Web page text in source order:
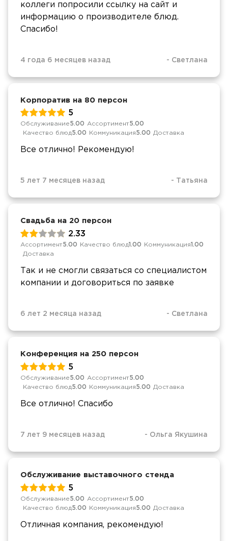
коллеги попросили ссылку на сайт и
информацию о производителе блюд.
Спасибо!
4 года 6 месяцев назад - Светлана
Корпоратив на 80 персон
5
Обслуживание5.00 Ассортимент5.00
Качество блюд5.00 Коммуникация5.00 Доставка
Все отлично! Рекомендую!
5 лет 7 месяцев назад - Татьяна
Свадьба на 20 персон
2.33
Ассортимент5.00 Качество блюд1.00 Коммуникация1.00
Доставка
Так и не смогли связаться со специалистом
компании и договориться по заявке
6 лет 2 месяца назад - Светлана
Конференция на 250 персон
5
Обслуживание5.00 Ассортимент5.00
Качество блюд5.00 Коммуникация5.00 Доставка
Все отлично! Спасибо
7 лет 9 месяцев назад - Ольга Якушина
Обслуживание выставочного стенда
5
Обслуживание5.00 Ассортимент5.00
Качество блюд5.00 Коммуникация5.00 Доставка
Отличная компания, рекомендую!